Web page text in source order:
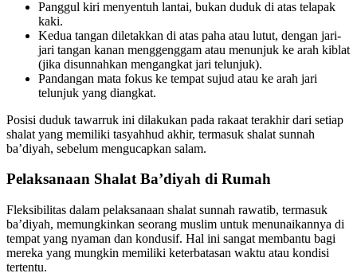
Panggul kiri menyentuh lantai, bukan duduk di atas telapak
kaki.
Kedua tangan diletakkan di atas paha atau lutut, dengan jari-
jari tangan kanan menggenggam atau menunjuk ke arah kiblat
(jika disunnahkan mengangkat jari telunjuk).
Pandangan mata fokus ke tempat sujud atau ke arah jari
telunjuk yang diangkat.
Posisi duduk tawarruk ini dilakukan pada rakaat terakhir dari setiap
shalat yang memiliki tasyahhud akhir, termasuk shalat sunnah
ba’diyah, sebelum mengucapkan salam.
Pelaksanaan Shalat Ba’diyah di Rumah
Fleksibilitas dalam pelaksanaan shalat sunnah rawatib, termasuk
ba’diyah, memungkinkan seorang muslim untuk menunaikannya di
tempat yang nyaman dan kondusif. Hal ini sangat membantu bagi
mereka yang mungkin memiliki keterbatasan waktu atau kondisi
tertentu.